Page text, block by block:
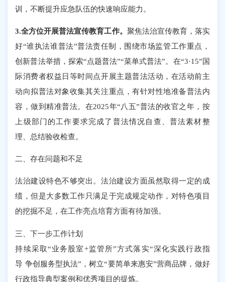
训，不断提升应急队伍的快速响应能力。
3.全方位开展普法宣传教育工作。 聚焦法治宣传教育，落实
好“谁执法谁普法”普法责任制，围绕市场监管工作重点，
创新普法举措，探索“点题普法”“菜单式普法”。在“3·15”国
际消费者权益日等时间点开展主题普法活动，在活动前主
动向拟普法对象收集其关注重点，有针对性地准备普法内
容，做到精准普法。在2025年“八五”普法的收官之年，按
上级部门的工作要求完成了普法情况自查、普法素材整
理、总结验收检查。
二、存在问题和不足
法治建设特色不够突出。法治建设方面虽然取得一定的成
绩，但是大多数工作只满足于完成规定动作，对特色项目
的挖掘不足，在工作亮点培育方面有待加强。
三、下一步工作计划
持续采取“业务股室+监管所”方式落实“深化实践行政指
导 争创服务型执法”，树立“要简单来惠安”营商品牌，做好
行政指导典型案例和优秀项目的提炼。